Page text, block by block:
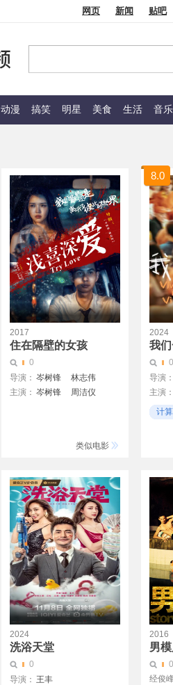
网页 新闻 贴吧
动漫 搞笑 明星 美食 生活 音乐
2017
住在隔壁的女孩
0
导演： 岑树锋
林志伟
主演： 岑树锋 周洁仪
类似电影
8.0
2024
我
0
导演
主演
徐帆
计
2024
洗浴天堂
0
导演： 王丰
2016
男
0
经俊